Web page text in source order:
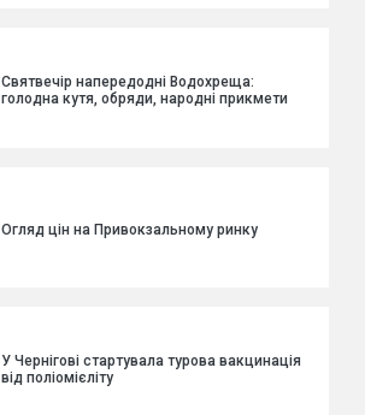
Святвечір напередодні Водохреща:
голодна кутя, обряди, народні прикмети
Огляд цін на Привокзальному ринку
У Чернігові стартувала турова вакцинація
від поліомієліту